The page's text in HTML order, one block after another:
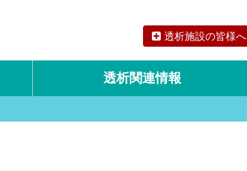
透析施設の皆様へ
透析関連情報